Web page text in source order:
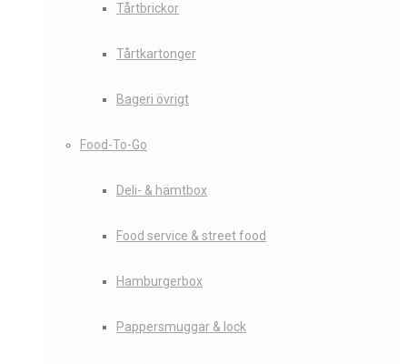
Tårtbrickor
Tårtkartonger
Bageri övrigt
Food-To-Go
Deli- & hämtbox
Food service & street food
Hamburgerbox
Pappersmuggar & lock